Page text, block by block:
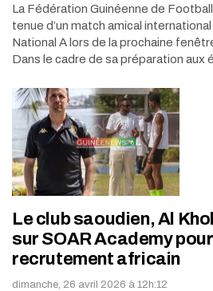
La Fédération Guinéenne de
tenue d’un match amical
National A lors de la prochaine
Dans le cadre de sa préparation aux
Le club saoudien, Al
sur SOAR Academy
recrutement africain
dimanche, 26 avril 2026 à 12h:12